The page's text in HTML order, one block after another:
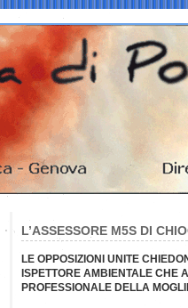
L’ASSESSORE M5S DI
LE OPPOSIZIONI UNITE
ISPETTORE AMBIENTALE CHE
PROFESSIONALE DELLA